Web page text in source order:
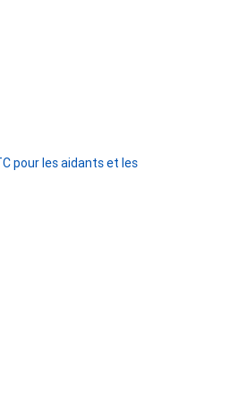
pour les aidants et les